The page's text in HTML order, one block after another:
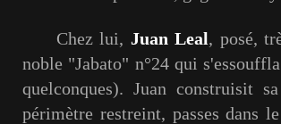
Chez lui, Juan Leal, posé,
noble "Jabato" n°24 qui
quelconques). Juan construisit
périmètre restreint, passes dans